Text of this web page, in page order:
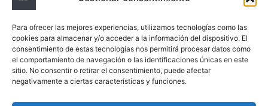
Para ofrecer las mejores experiencias, utilizamos tecnologías como las
cookies para almacenar y/o acceder a la información del dispositivo. El
consentimiento de estas tecnologías nos permitirá procesar datos como
el comportamiento de navegación o las identificaciones únicas en este
sitio. No consentir o retirar el consentimiento, puede afectar
negativamente a ciertas características y funciones.
Sumar vida a los años: decálogo para un
envejecimiento saludable
Determinación de la hora de muerte en